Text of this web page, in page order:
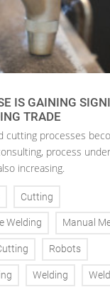
IS GAINING
TRADE
cutting processes
process
increasing.
Cutting
Welding Manual
Robots
Welding